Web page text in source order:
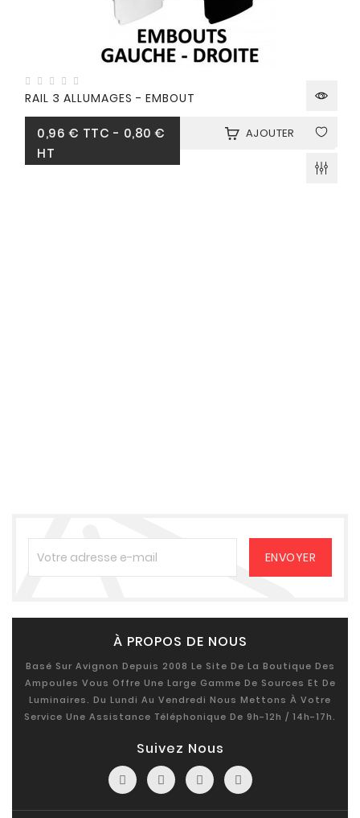
RAIL 3 ALLUMAGES - EMBOUT
0,96 € Prix
TTC - 0,80 €
HT
AJOUTER
À PROPOS DE NOUS
Basé Sur Avignon Depuis 2008 Le Site De La Boutique Des
Ampoules Vous Offre Une Large Gamme De Sources Et De
Luminaires. Du Lundi Au Vendredi Nous Mettons À Votre
Service Une Assistance Téléphonique De 9h-12h / 14h-17h.
Suivez Nous